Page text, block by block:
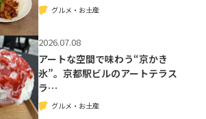
グルメ・お土産
2026.07.08
アートな空間で味わう“京かき
氷”。京都駅ビルのアートテラス
ラ…
グルメ・お土産